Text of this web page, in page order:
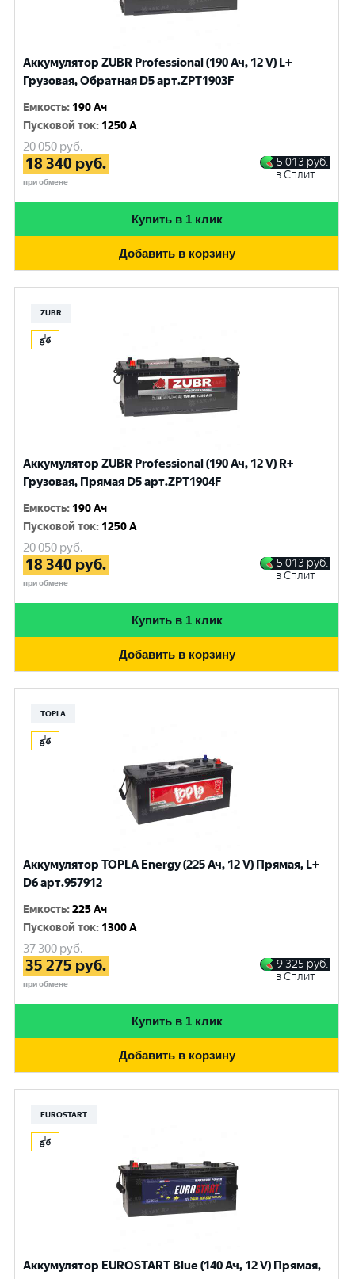
Аккумулятор ZUBR Professional (190 Ач, 12 V) L+
Грузовая, Обратная D5 арт.ZPT1903F
Емкость: 190 Ач
Пусковой ток: 1250 A
20 050руб.
18 340 руб.
при обмене
5 013 руб.
в Сплит
Купить в 1 клик
Добавить в корзину
ZUBR
Аккумулятор ZUBR Professional (190 Ач, 12 V) R+
Грузовая, Прямая D5 арт.ZPT1904F
Емкость: 190 Ач
Пусковой ток: 1250 A
20 050руб.
18 340 руб.
при обмене
5 013 руб.
в Сплит
Купить в 1 клик
Добавить в корзину
TOPLA
Аккумулятор TOPLA Energy (225 Ач, 12 V) Прямая, L+
D6 арт.957912
Емкость:225 Ач
Пусковой ток: 1300 A
37 300руб.
35 275 руб.
при обмене
9 325 руб.
в Сплит
Купить в 1 клик
Добавить в корзину
EUROSTART
Аккумулятор EUROSTART Blue (140 Ач, 12 V) Прямая,